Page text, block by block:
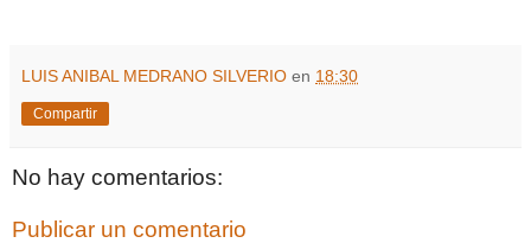
LUIS ANIBAL MEDRANO SILVERIO en 18:30
Compartir
No hay comentarios:
Publicar un comentario